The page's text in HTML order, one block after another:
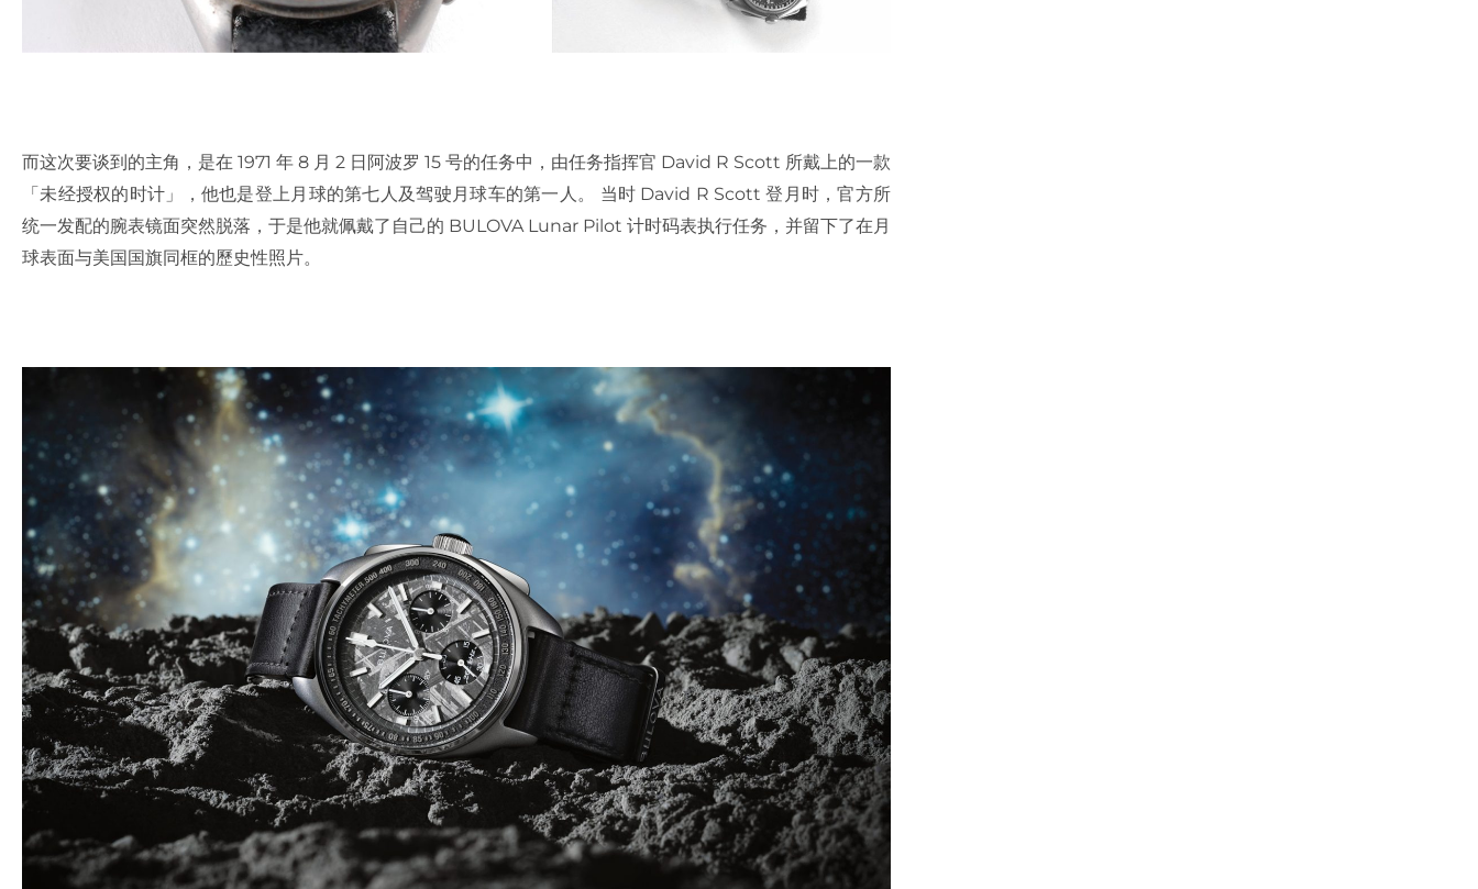
而这次要谈到的主角，是在 1971 年 8 月 2 日阿波罗 15 号的任务中，由任务指挥官 David R Scott 所戴上的一款
「未经授权的时计」，他也是登上月球的第七人及驾驶月球车的第一人。 当时 David R Scott 登月时，官方所
统一发配的腕表镜面突然脱落，于是他就佩戴了自己的 BULOVA Lunar Pilot 计时码表执行任务，并留下了在月
球表面与美国国旗同框的歷史性照片。